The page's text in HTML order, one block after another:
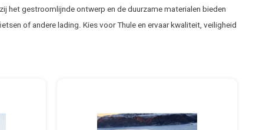
het gestroomlijnde ontwerp en de duurzame materialen bieden
of andere lading. Kies voor Thule en ervaar kwaliteit, veiligheid